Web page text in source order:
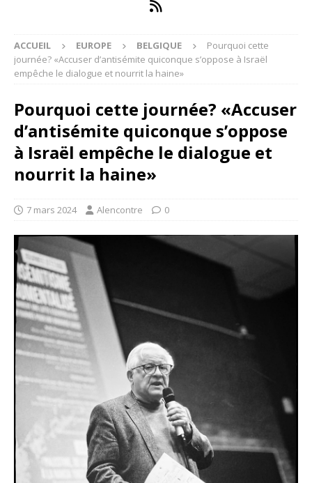
ACCUEIL EUROPE BELGIQUE
Pourquoi cette
journée? «Accuser d’antisémite quiconque s’oppose à Israël
empêche le dialogue et nourrit la haine»
Pourquoi cette journée? «Accuser
d’antisémite quiconque s’oppose
à Israël empêche le dialogue et
nourrit la haine»
7 mars 2024 Alencontre 0